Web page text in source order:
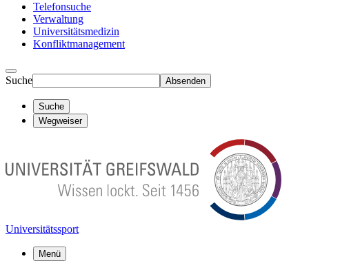
Telefonsuche
Verwaltung
Universitätsmedizin
Konfliktmanagement
Suche Absenden
Suche
Wegweiser
Universitätssport
Menü